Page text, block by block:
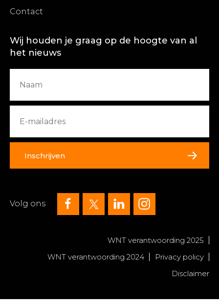
Contact
Wij houden je graag op de hoogte van al
het nieuws
Inschrijven
Volg ons
WNT verantwoording 2025
WNT verantwoording 2024
Privacy policy
Disclaimer